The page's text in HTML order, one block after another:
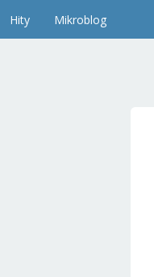
Hity Mikroblog